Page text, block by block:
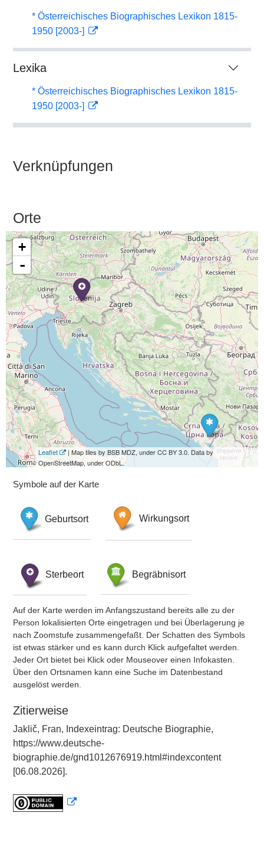
* Österreichisches Biographisches Lexikon 1815-
1950 [2003-]
Lexika
* Österreichisches Biographisches Lexikon 1815-
1950 [2003-]
Verknüpfungen
Orte
+
-
Leaflet
| Map tiles by BSB MDZ, under CC BY 3.0. Data by
OpenStreetMap, under ODbL.
Symbole auf der Karte
Geburtsort Wirkungsort
Sterbeort Begräbnisort
Auf der Karte werden im Anfangszustand bereits alle zu der
Person lokalisierten Orte eingetragen und bei Überlagerung je
nach Zoomstufe zusammengefaßt. Der Schatten des Symbols
ist etwas stärker und es kann durch Klick aufgefaltet werden.
Jeder Ort bietet bei Klick oder Mouseover einen Infokasten.
Über den Ortsnamen kann eine Suche im Datenbestand
ausgelöst werden.
Zitierweise
Jaklič, Fran, Indexeintrag: Deutsche Biographie,
https://www.deutsche-
biographie.de/gnd1012676919.html#indexcontent
[06.08.2026].